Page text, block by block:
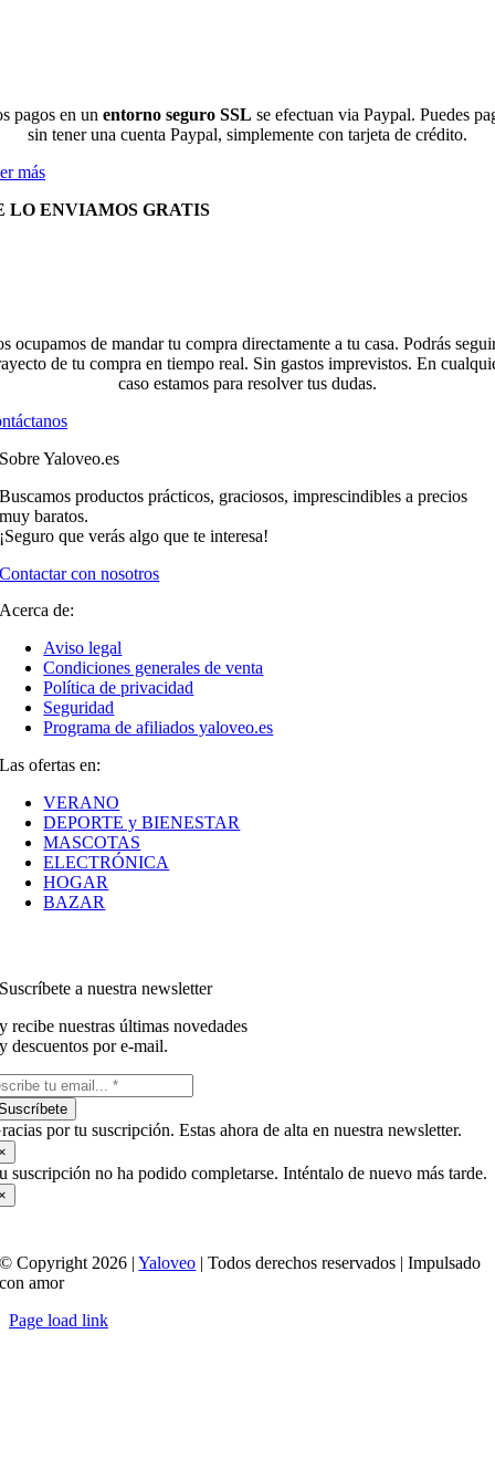
pagos en un entorno seguro SSL se efectuan via Paypal. Puedes
sin tener una cuenta Paypal, simplemente con tarjeta de crédito.
más
LO ENVIAMOS GRATIS
ocupamos de mandar tu compra directamente a tu casa. Podrás
de tu compra en tiempo real. Sin gastos imprevistos. En
caso estamos para resolver tus dudas.
Sobre Yaloveo.es
Buscamos productos prácticos, graciosos, imprescindibles a precios
muy baratos.
¡Seguro que verás algo que te interesa!
Contactar con nosotros
Acerca de:
Aviso legal
Condiciones generales de venta
Política de privacidad
Seguridad
Programa de afiliados yaloveo.es
Las ofertas en:
VERANO
DEPORTE y BIENESTAR
MASCOTAS
ELECTRÓNICA
HOGAR
BAZAR
Suscríbete a nuestra newsletter
y recibe nuestras últimas novedades
y descuentos por e-mail.
por tu suscripción. Estas ahora de alta en nuestra newsletter.
suscripción no ha podido completarse. Inténtalo de nuevo más tarde.
© Copyright 2026 |Yaloveo | Todos derechos reservados | Impulsado
con amor
Page load link